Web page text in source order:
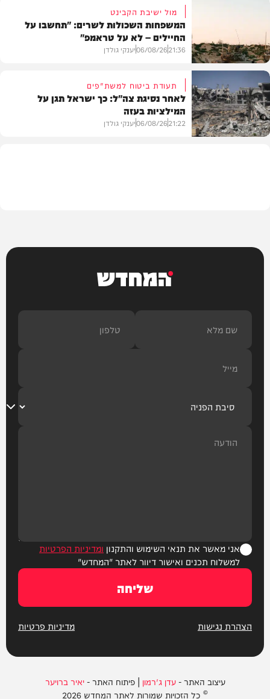
חדשות
צבא וביטחון
מול ישיבת הקבינט
המשפחות השכולות לשרים: "תחשבו על
החיילים – לא על טראמפ"
21:36
06/08/26יענקי גולדן
תעודת ביטוח למשת"פים
לאחר נסיגת צה"ל: כך ישראל תגן על
המילציות בעזה
21:22
06/08/26יענקי גולדן
המחדש
אני מאשר את תנאי השימוש והתקנון ומדיניות הפרטיות
למשלוח תכנים ואישור דיוור לאתר "המחדש"
שליחה
הצהרת נגישות מדיניות פרטיות
עיצוב האתר -עדן ג'רמון | פיתוח האתר -יאיר ברויער
© כל הזכויות שמורות לאתר המחדש 2026